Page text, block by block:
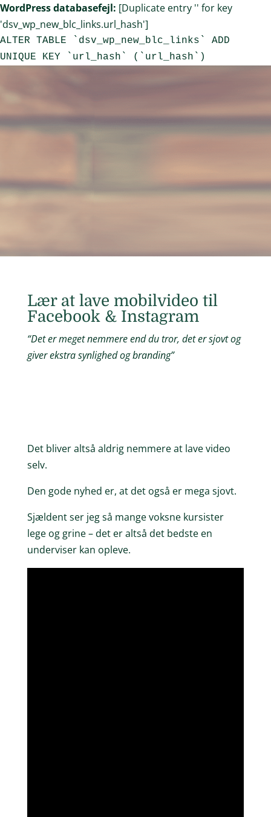
WordPress databasefejl: [Duplicate entry '' for key
'dsv_wp_new_blc_links.url_hash']
ALTER TABLE `dsv_wp_new_blc_links` ADD
UNIQUE KEY `url_hash` (`url_hash`)
Lær at lave mobilvideo til
Facebook & Instagram
“Det er meget nemmere end du tror, det er sjovt og
giver ekstra synlighed og branding”
Det bliver altså aldrig nemmere at lave video
selv.
Den gode nyhed er, at det også er mega sjovt.
Sjældent ser jeg så mange voksne kursister
lege og grine – det er altså det bedste en
underviser kan opleve.